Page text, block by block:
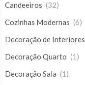
Candeeiros (32)
Cozinhas Modernas (6)
Decoração de Interiores
Decoração Quarto (1)
Decoração Sala (1)